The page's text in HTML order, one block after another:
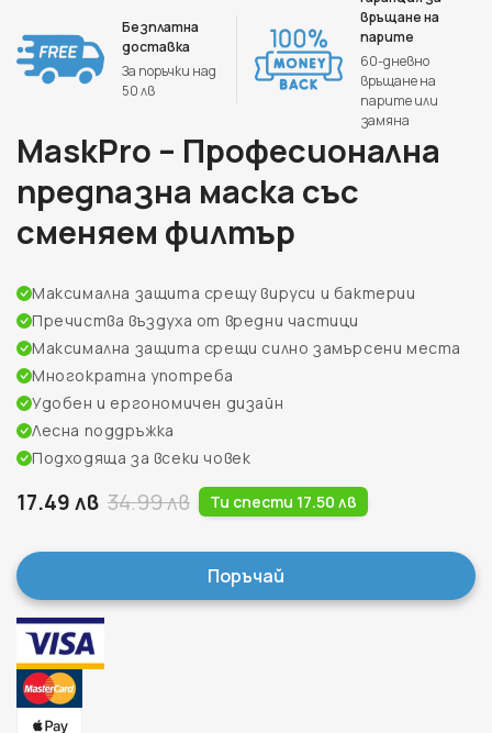
Безплатна
доставка
За поръчки над
50 лв
връщане на
парите
60-дневно
връщане на
парите или
замяна
MaskPro – Професионална
предпазна маска със
сменяем филтър
Максимална защита срещу вируси и бактерии
Пречиства въздуха от вредни частици
Максимална защита срещи силно замърсени места
Многократна употреба
Удобен и ергономичен дизайн
Лесна поддръжка
Подходяща за всеки човек
17.49 лв 34.99 лв Ти спести 17.50 лв
Поръчай